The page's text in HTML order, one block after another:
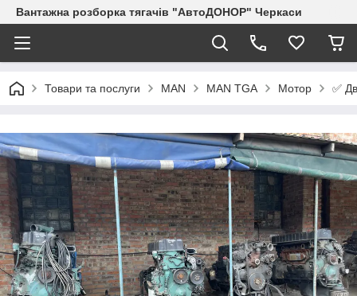
Вантажна розборка тягачів "АвтоДОНОР" Черкаси
Товари та послуги MAN MAN TGA Мотор ✅